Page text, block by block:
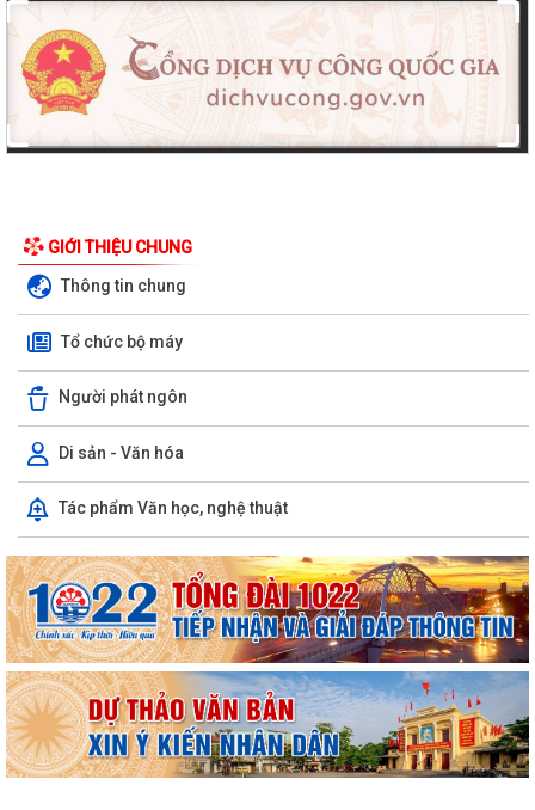
GIỚI THIỆU CHUNG
Thông tin chung
Tổ chức bộ máy
Người phát ngôn
Di sản - Văn hóa
Tác phẩm Văn học, nghệ thuật